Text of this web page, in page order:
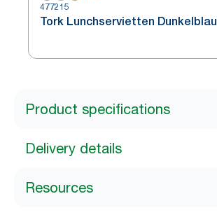
477215
Tork Lunchservietten Dunkelblau
Product specifications
Delivery details
Resources